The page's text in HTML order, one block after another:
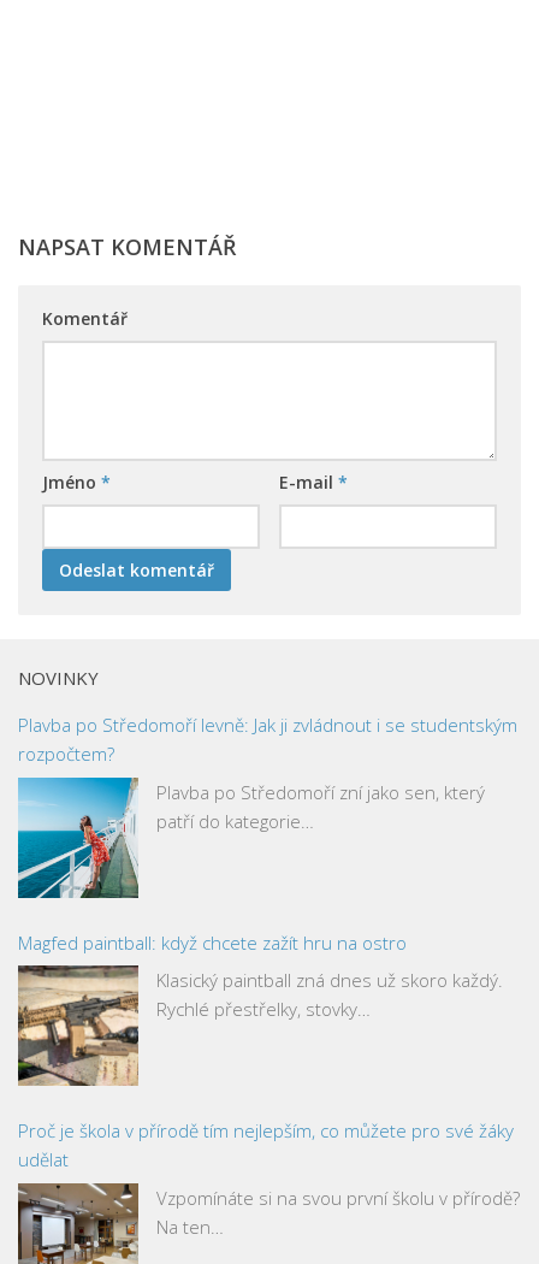
NAPSAT KOMENTÁŘ
Komentář
Jméno * E-mail *
NOVINKY
Plavba po Středomoří levně: Jak ji zvládnout i se studentským
rozpočtem?
Plavba po Středomoří zní jako sen, který
patří do kategorie…
Magfed paintball: když chcete zažít hru na ostro
Klasický paintball zná dnes už skoro každý.
Rychlé přestřelky, stovky…
Proč je škola v přírodě tím nejlepším, co můžete pro své žáky
udělat
Vzpomínáte si na svou první školu v přírodě?
Na ten…